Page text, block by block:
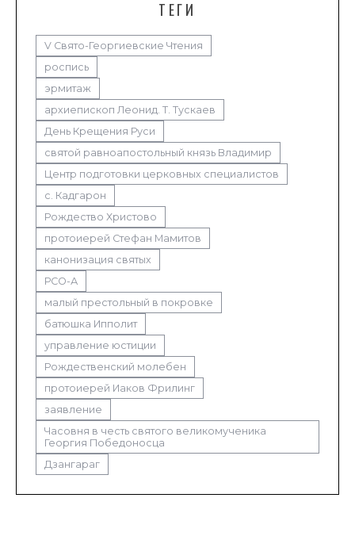
ТЕГИ
V Свято-Георгиевские Чтения
роспись
эрмитаж
архиепископ Леонид. Т. Тускаев
День Крещения Руси
святой равноапостольный князь Владимир
Центр подготовки церковных специалистов
с. Кадгарон
Рождество Христово
протоиерей Стефан Мамитов
канонизация святых
РСО-А
малый престольный в покровке
батюшка Ипполит
управление юстиции
Рождественский молебен
протоиерей Иаков Фрилинг
заявление
Часовня в честь святого великомученика
Георгия Победоносца
Дзангараг